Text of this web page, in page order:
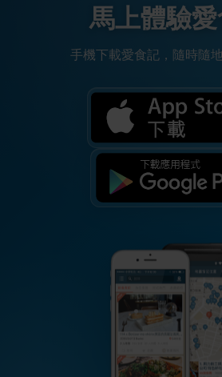
馬上體驗
手機下載愛食記，隨時隨